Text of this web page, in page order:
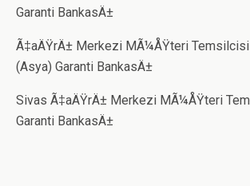
Garanti BankasÄ±
Ã‡aÄŸrÄ± Merkezi MÃ¼ÅŸteri Temsilcisi
(Asya) Garanti BankasÄ±
Sivas Ã‡aÄŸrÄ± Merkezi MÃ¼ÅŸteri
Garanti BankasÄ±